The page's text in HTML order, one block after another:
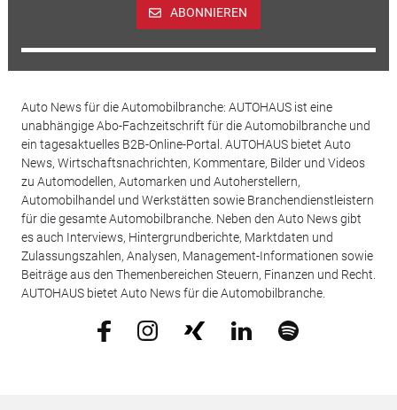
ABONNIEREN
Auto News für die Automobilbranche: AUTOHAUS ist eine
unabhängige Abo-Fachzeitschrift für die Automobilbranche und
ein tagesaktuelles B2B-Online-Portal. AUTOHAUS bietet Auto
News, Wirtschaftsnachrichten, Kommentare, Bilder und Videos
zu Automodellen, Automarken und Autoherstellern,
Automobilhandel und Werkstätten sowie Branchendienstleistern
für die gesamte Automobilbranche. Neben den Auto News gibt
es auch Interviews, Hintergrundberichte, Marktdaten und
Zulassungszahlen, Analysen, Management-Informationen sowie
Beiträge aus den Themenbereichen Steuern, Finanzen und Recht.
AUTOHAUS bietet Auto News für die Automobilbranche.